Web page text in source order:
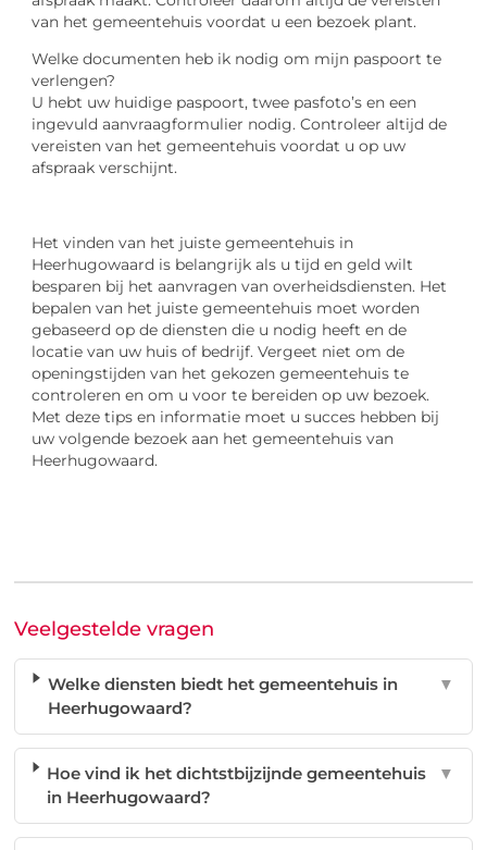
van het gemeentehuis voordat u een bezoek plant.
Welke documenten heb ik nodig om mijn paspoort te
verlengen?
U hebt uw huidige paspoort, twee pasfoto’s en een
ingevuld aanvraagformulier nodig. Controleer altijd de
vereisten van het gemeentehuis voordat u op uw
afspraak verschijnt.
Het vinden van het juiste gemeentehuis in
Heerhugowaard is belangrijk als u tijd en geld wilt
besparen bij het aanvragen van overheidsdiensten. Het
bepalen van het juiste gemeentehuis moet worden
gebaseerd op de diensten die u nodig heeft en de
locatie van uw huis of bedrijf. Vergeet niet om de
openingstijden van het gekozen gemeentehuis te
controleren en om u voor te bereiden op uw bezoek.
Met deze tips en informatie moet u succes hebben bij
uw volgende bezoek aan het gemeentehuis van
Heerhugowaard.
Veelgestelde vragen
Welke diensten biedt het gemeentehuis in
Heerhugowaard?
▼
Hoe vind ik het dichtstbijzijnde gemeentehuis
in Heerhugowaard?
▼